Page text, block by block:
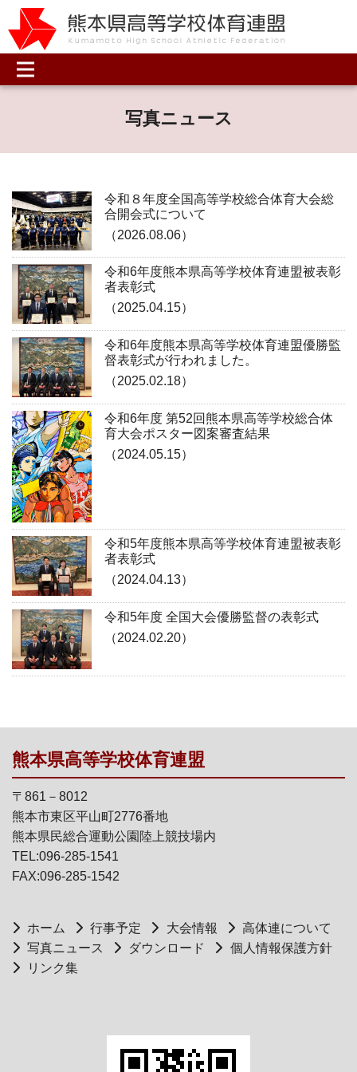
写真ニュース
令和８年度全国高等学校総合体育大会総
合開会式について
（2026.08.06）
令和6年度熊本県高等学校体育連盟被表彰
者表彰式
（2025.04.15）
令和6年度熊本県高等学校体育連盟優勝監
督表彰式が行われました。
（2025.02.18）
令和6年度 第52回熊本県高等学校総合体
育大会ポスター図案審査結果
（2024.05.15）
令和5年度熊本県高等学校体育連盟被表彰
者表彰式
（2024.04.13）
令和5年度 全国大会優勝監督の表彰式
（2024.02.20）
熊本県高等学校体育連盟
〒861－8012
熊本市東区平山町2776番地
熊本県民総合運動公園陸上競技場内
TEL:096-285-1541
FAX:096-285-1542
ホーム 行事予定 大会情報
高体連について
写真ニュース
ダウンロード
個人情報保護方針
リンク集